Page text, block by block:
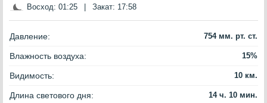
Восход: 01:25 Закат: 17:58
Давление: 754 мм. рт. ст.
Влажность воздуха: 15%
Видимость: 10 км.
Длина светового дня: 14 ч. 10 мин.